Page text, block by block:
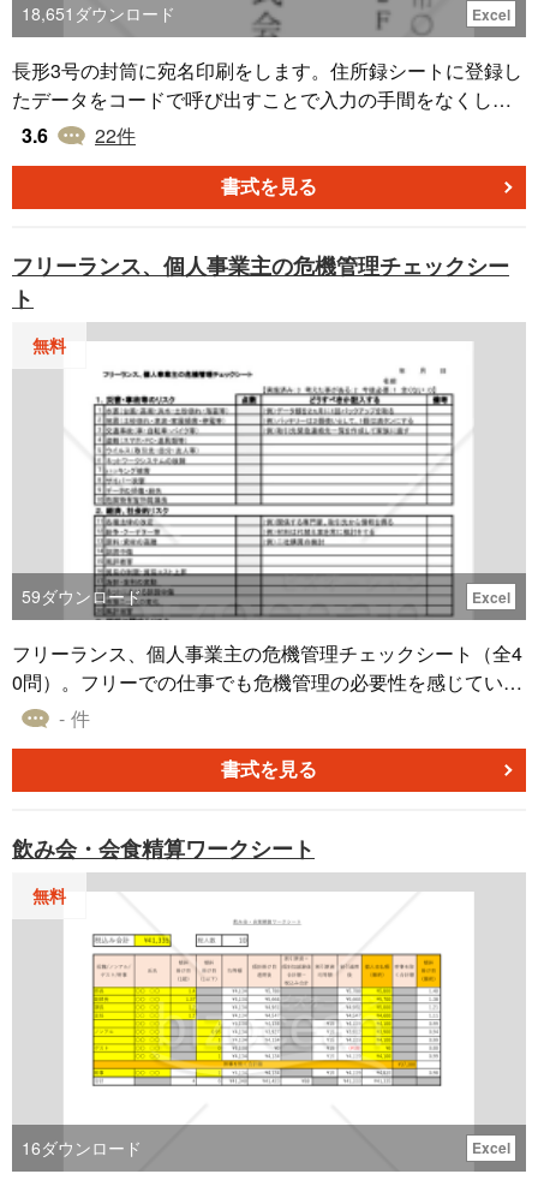
18,651 ダウンロード Excel
長形3号の封筒に宛名印刷をします。住所録シートに登録し
たデータをコードで呼び出すことで入力の手間をなくしま
す。
3.6 22件
書式を見る
フリーランス、個人事業主の危機管理チェックシー
ト
無料
59ダウンロード Excel
フリーランス、個人事業主の危機管理チェックシート（全4
0問）。フリーでの仕事でも危機管理の必要性を感じていま
す。コロナ、紛争等々、弱い立場だからこそしっかりと危
れが全てではありませんが、危機管理やリスク管理を考え
るきっかけになって頂ければと思います。フリーの方以外
- 件
書式を見る
飲み会・会食精算ワークシート
無料
16ダウンロード Excel